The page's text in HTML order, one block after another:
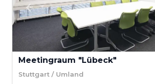
Meetingraum "Lübeck"
Stuttgart / Umland